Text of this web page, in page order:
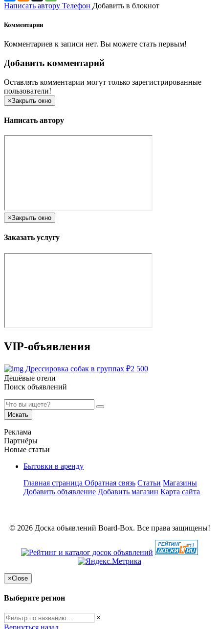
Написать автору Телефон Добавить в блокнот
Комментарии
Комментариев к записи нет. Вы можете стать первым!
Добавить комментарий
Оставлять комментарии могут только зарегистрированные
пользователи!
×Закрыть окно
Написать автору
×Закрыть окно
Заказать услугу
VIP-объявления
Дрессировка собак в группах ₽2 500
Дешёвые отели
Поиск объявлений
Искать
Реклама
Партнёры
Новые статьи
Бытовки в аренду
Главная страница Обратная связь Статьи Магазины
Добавить объявление Добавить магазин Карта сайта
© 2026 Доска объявлений Board-Box. Все права защищены!
×Close
Выберите регион
×
Вернуться назад